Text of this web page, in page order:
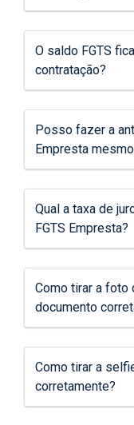
O saldo FGTS
contratação?
Posso fazer a
Empresta
Qual a taxa de
FGTS Empresta?
Como tirar a foto
documento
Como tirar a
corretamente?